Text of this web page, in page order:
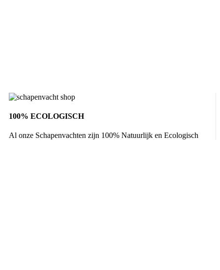
100% ECOLOGISCH
Al onze Schapenvachten zijn 100% Natuurlijk en Ecologisch